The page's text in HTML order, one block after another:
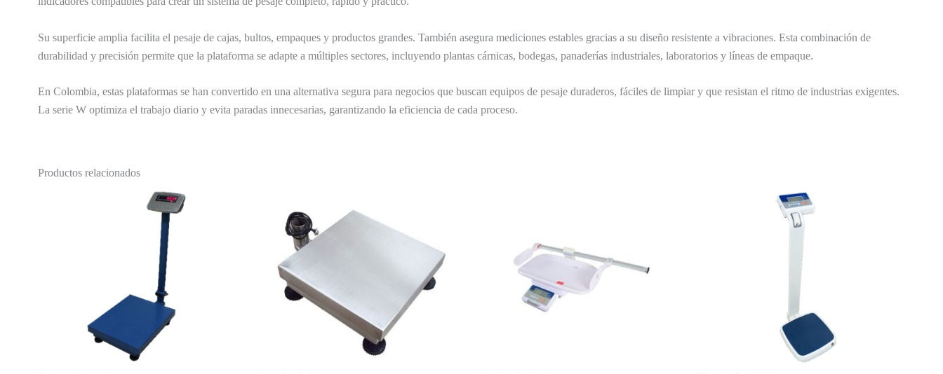
Su superficie amplia facilita el pesaje de cajas, bultos, empaques y productos grandes. También asegura mediciones estables gracias a su diseño resistente a vibraciones. Esta combinación de
durabilidad y precisión permite que la plataforma se adapte a múltiples sectores, incluyendo plantas cárnicas, bodegas, panaderías industriales, laboratorios y líneas de empaque.
En Colombia, estas plataformas se han convertido en una alternativa segura para negocios que buscan equipos de pesaje duraderos, fáciles de limpiar y que resistan el ritmo de industrias exigentes.
La serie W optimiza el trabajo diario y evita paradas innecesarias, garantizando la eficiencia de cada proceso.
Productos relacionados